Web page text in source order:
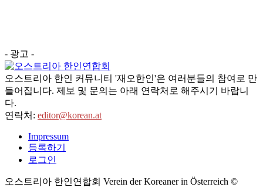
- 광고 -
오스트리아 한인 커뮤니티 '재오한인'은 여러분들의 참여로 만
들어집니다. 제보 및 문의는 아래 연락처로 해주시기 바랍니
다.
연락처: editor@korean.at
Impressum
등록하기
로그인
오스트리아 한인연합회 Verein der Koreaner in Österreich ©